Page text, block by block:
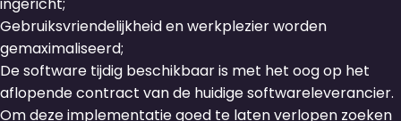
Gebruiksvriendelijkheid en werkplezier worden
gemaximaliseerd;
De software tijdig beschikbaar is met het oog op het
aflopende contract van de huidige softwareleverancier.
Om deze implementatie goed te laten verlopen zoeken